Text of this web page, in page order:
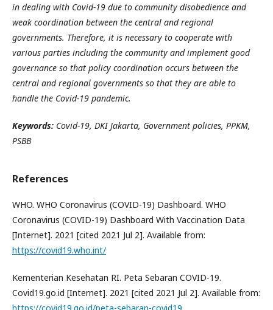
in dealing with Covid-19 due to community disobedience and
weak coordination between the central and regional
governments. Therefore, it is necessary to cooperate with
various parties including the community and implement good
governance so that policy coordination occurs between the
central and regional governments so that they are able to
handle the Covid-19 pandemic.
Keywords: Covid-19, DKI Jakarta, Government policies, PPKM,
PSBB
References
WHO. WHO Coronavirus (COVID-19) Dashboard. WHO
Coronavirus (COVID-19) Dashboard With Vaccination Data
[Internet]. 2021 [cited 2021 Jul 2]. Available from:
https://covid19.who.int/
Kementerian Kesehatan RI. Peta Sebaran COVID-19.
Covid19.go.id [Internet]. 2021 [cited 2021 Jul 2]. Available from: